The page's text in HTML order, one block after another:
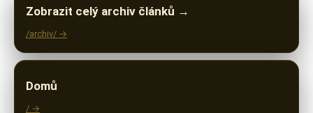
Zobrazit celý archiv článků →
/archiv/ →
Domů
/ →